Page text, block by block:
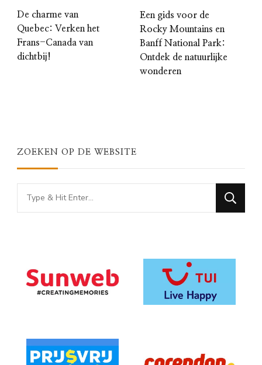
De charme van
Quebec: Verken het
Frans-Canada van
dichtbij!
Een gids voor de
Rocky Mountains en
Banff National Park:
Ontdek de natuurlijke
wonderen
ZOEKEN OP DE WEBSITE
Looking
for